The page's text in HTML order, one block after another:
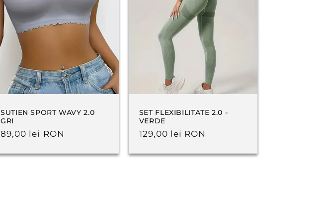
SUTIEN SPORT WAVY 2.0
GRI
Preț
89,00 lei RON
SET FLEXIBILITATE 2.0 -
VERDE
Preț
129,00 lei RON